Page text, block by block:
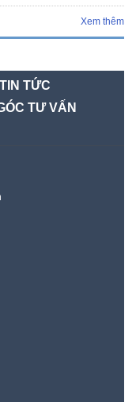
Xem thêm
TIN TỨC
TƯ VẤN